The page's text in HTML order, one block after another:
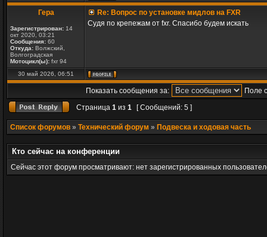
Гера
Зарегистрирован: 14
окт 2020, 03:21
Сообщения: 60
Откуда: Волжский,
Волгоградская
Мотоцикл(ы): fxr 94
Re: Вопрос по установке мидлов на FXR
Судя по крепежам от fxr. Спасибо будем искать
30 май 2026, 06:51
Показать сообщения за:
Поле
Страница 1 из 1 [ Сообщений: 5 ]
Список форумов » Технический форум » Подвеска и ходовая часть
Кто сейчас на конференции
Сейчас этот форум просматривают: нет зарегистрированных